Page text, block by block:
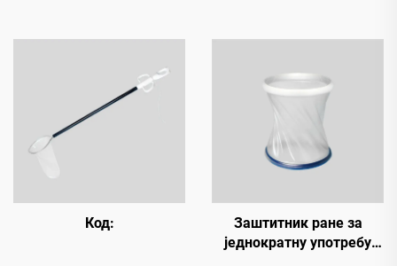
Код:
Заштитник ране за
једнократну употребу